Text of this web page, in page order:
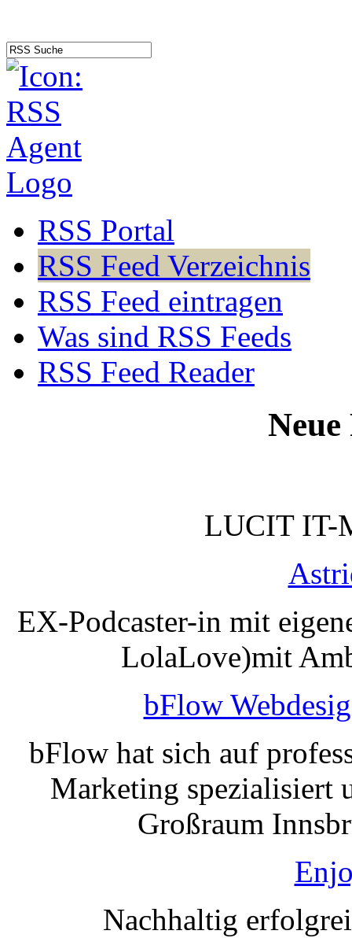
RSS Portal
RSS Feed Verzeichnis
RSS Feed eintragen
Was sind RSS Feeds
RSS Feed Reader
Neue
LUCIT IT-
EX-Podcaster-in mit
LolaLove)mit
bFlow
bFlow hat sich auf
Marketing spezialisiert
Großraum
Nachhaltig